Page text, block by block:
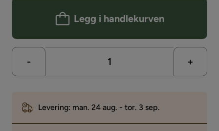
Legg i handlekurven
- +
Levering: man. 24 aug. - tor. 3 sep.